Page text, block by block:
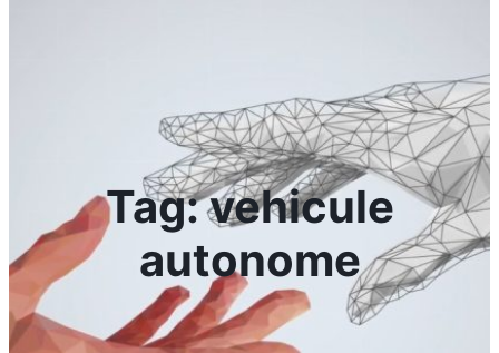
Tag:vehicule
autonome